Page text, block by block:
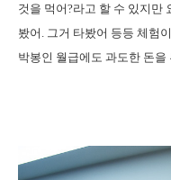
것을 먹어?라고 할 수 있지만
봤어. 그거 타봤어 등등 체험
박봉인 월급에도 과도한 돈을